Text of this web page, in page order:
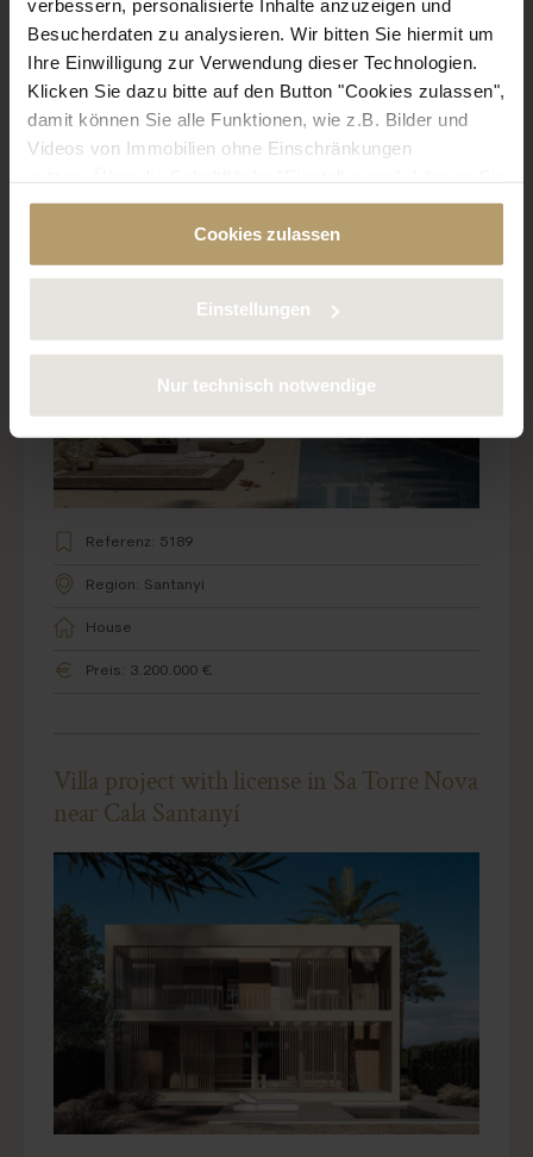
verbessern, personalisierte Inhalte anzuzeigen und
Besucherdaten zu analysieren. Wir bitten Sie hiermit um
Ihre Einwilligung zur Verwendung dieser Technologien.
Klicken Sie dazu bitte auf den Button "Cookies zulassen",
damit können Sie alle Funktionen, wie z.B. Bilder und
Videos von Immobilien ohne Einschränkungen
bestimmte Cookies und Technologien gezielt
deaktivieren. Weitere Informationen über die von uns
verwendeten Cookies finden Sie in unserer
Cookies zulassen
Einstellungen
Nur technisch notwendige
Preis: 3.300.000 €
Exclusive new-build townhouse in the
Referenz: 5189
Region: Santanyi
House
Preis: 3.200.000 €
Villa project with license in Sa Torre Nova
near Cala Santanyí